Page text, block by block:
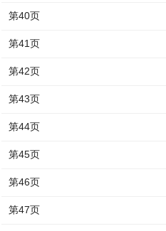
第40页
第41页
第42页
第43页
第44页
第45页
第46页
第47页